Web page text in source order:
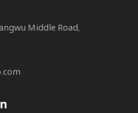
Middle Road,